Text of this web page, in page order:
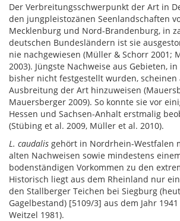
Der Verbreitungsschwerpunkt der Art in
den jungpleistozänen Seenlandschaften
Mecklenburg und Nord-Brandenburg, in
deutschen Bundesländern ist sie
nie nachgewiesen (Müller & Schorr 2001;
2003). Jüngste Nachweise aus Gebieten,
bisher nicht festgestellt wurden, scheinen
Ausbreitung der Art hinzuweisen
Mauersberger 2009). So konnte sie vor
Hessen und Sachsen-Anhalt erstmalig
(Stübing et al. 2009, Müller et al. 2010).
L. caudalis gehört in Nordrhein-Westfalen
alten Nachweisen sowie mindestens
bodenständigen Vorkommen zu den
Historisch liegt aus dem Rheinland nur
den Stallberger Teichen bei Siegburg
Gagelbestand) [5109/3] aus dem Jahr
Weitzel 1981).